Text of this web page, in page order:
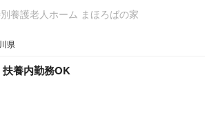
養護老人ホーム まほろばの家
県
養内勤務OK